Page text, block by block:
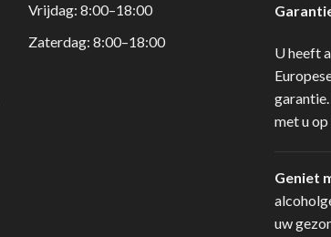
Vrijdag: 8:00–18:00
Zaterdag: 8:00–18:00
U heeft
met u
Geniet
uw